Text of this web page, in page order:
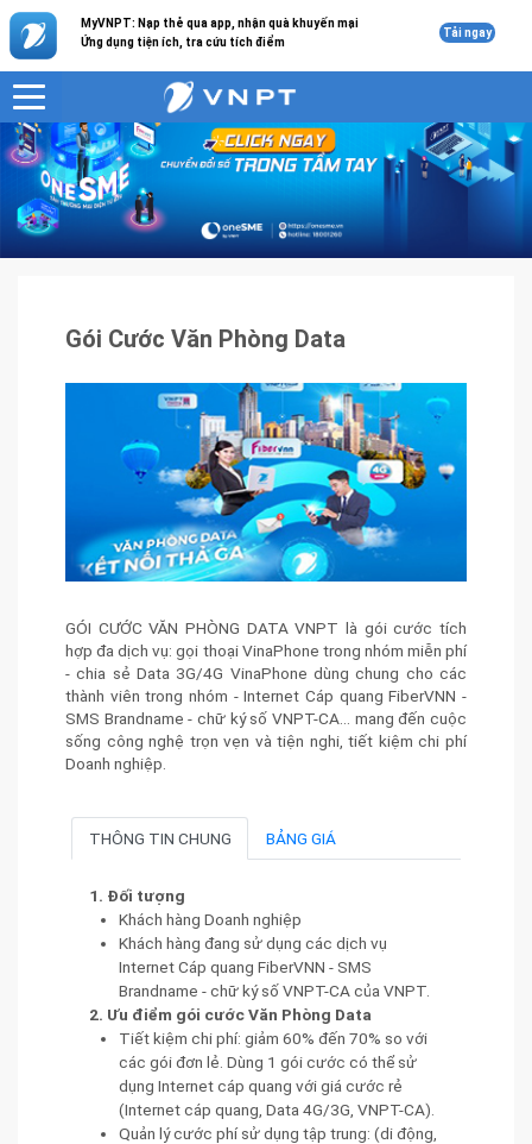
MyVNPT: Nạp thẻ qua app, nhận quà khuyến mại
Ứng dụng tiện ích, tra cứu tích điểm
Tải ngay
VNPT Sản phẩm - Dịch vụ Gói Cước Văn Phòng Data
Gói Cước Văn Phòng Data
GÓI CƯỚC VĂN PHÒNG DATA VNPT là gói cước tích
hợp đa dịch vụ: gọi thoại VinaPhone trong nhóm miễn phí
- chia sẻ Data 3G/4G VinaPhone dùng chung cho các
thành viên trong nhóm - Internet Cáp quang FiberVNN -
SMS Brandname - chữ ký số VNPT-CA... mang đến cuộc
sống công nghệ trọn vẹn và tiện nghi, tiết kiệm chi phí
Doanh nghiệp.
THÔNG TIN CHUNG BẢNG GIÁ
1. Đối tượng
Khách hàng Doanh nghiệp
Khách hàng đang sử dụng các dịch vụ
Internet Cáp quang FiberVNN - SMS
Brandname - chữ ký số VNPT-CA của VNPT.
2. Ưu điểm gói cước Văn Phòng Data
Tiết kiệm chi phí: giảm 60% đến 70% so với
các gói đơn lẻ. Dùng 1 gói cước có thể sử
dụng Internet cáp quang với giá cước rẻ
(Internet cáp quang, Data 4G/3G, VNPT-CA).
Quản lý cước phí sử dụng tập trung: (di động,